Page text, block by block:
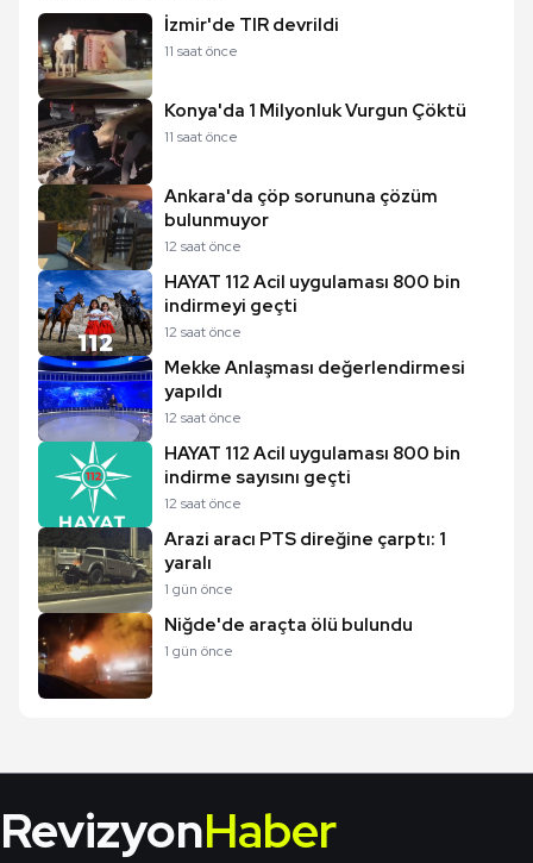
İzmir'de TIR devrildi
11 saat önce
Konya'da 1 Milyonluk Vurgun Çöktü
11 saat önce
Ankara'da çöp sorununa çözüm
bulunmuyor
12 saat önce
HAYAT 112 Acil uygulaması 800 bin
indirmeyi geçti
12 saat önce
Mekke Anlaşması değerlendirmesi
yapıldı
12 saat önce
HAYAT 112 Acil uygulaması 800 bin
indirme sayısını geçti
12 saat önce
Arazi aracı PTS direğine çarptı: 1
yaralı
1 gün önce
Niğde'de araçta ölü bulundu
1 gün önce
RevizyonHaber